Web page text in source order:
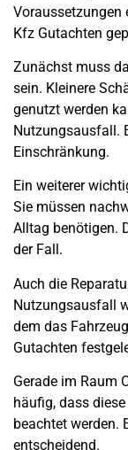
Voraussetzungen
Kfz Gutachten
Zunächst muss
sein. Kleinere
genutzt werden
Nutzungsausfall.
Einschränkung.
Ein weiterer
Sie müssen
Alltag benötigen.
der Fall.
Auch die
Nutzungsausfall
dem das
Gutachten
Gerade im Raum
häufig, dass
beachtet werden.
entscheidend.